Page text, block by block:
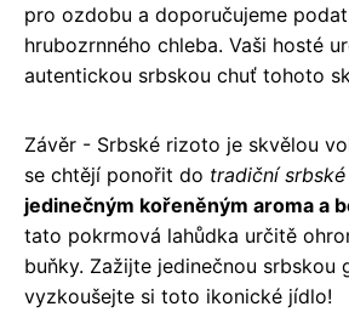
pro ozdobu a doporučujeme
hrubozrnného chleba. Vaši hosté
autentickou srbskou chuť tohoto
Závěr - Srbské rizoto je skvělou
se chtějí ponořit do tradiční
jedinečným kořeněným aroma a
tato pokrmová lahůdka určitě
buňky. Zažijte jedinečnou srbskou
vyzkoušejte si toto ikonické jídlo!